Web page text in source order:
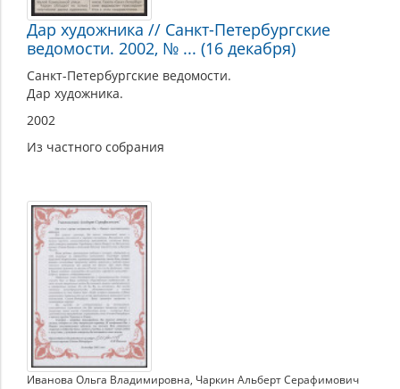
Дар художника // Санкт-Петербургские
ведомости. 2002, № ... (16 декабря)
Санкт-Петербургские ведомости.
Дар художника.
2002
Из частного собрания
Иванова Ольга Владимировна, Чаркин Альберт Серафимович